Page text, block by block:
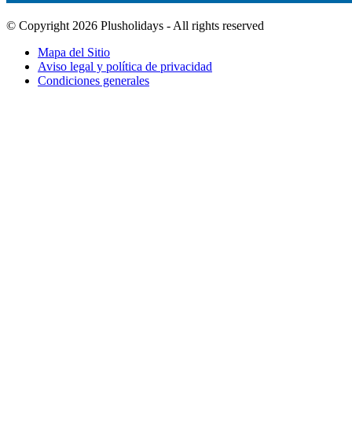
© Copyright 2026 Plusholidays - All rights reserved
Mapa del Sitio
Aviso legal y política de privacidad
Condiciones generales